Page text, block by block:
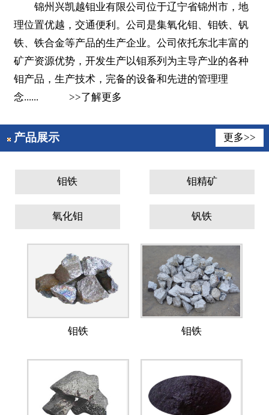
锦州兴凯越钼业有限公司位于辽宁省锦州市，地
理位置优越，交通便利。公司是集氧化钼、钼铁、钒
铁、铁合金等产品的生产企业。公司依托东北丰富的
矿产资源优势，开发生产以钼系列为主导产业的各种
钼产品，生产技术，完备的设备和先进的管理理
念...... >>了解更多
产品展示 更多>>
钼铁 钼精矿
氧化钼 钒铁
钼铁 钼铁